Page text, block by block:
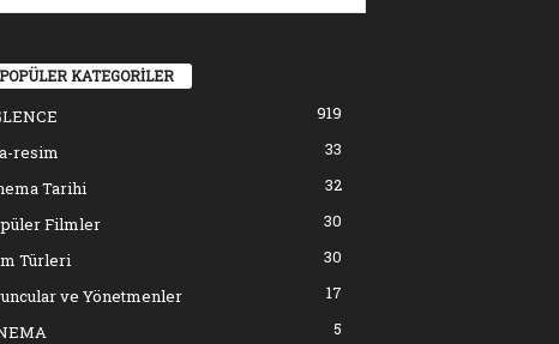
POPÜLER KATEGORİLER
919
resim
33
Tarihi
32
Filmler
30
Türleri
30
ve Yönetmenler
17
5